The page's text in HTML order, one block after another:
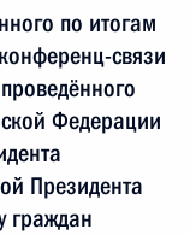
по итогам
связи
Федерации
Президента
граждан